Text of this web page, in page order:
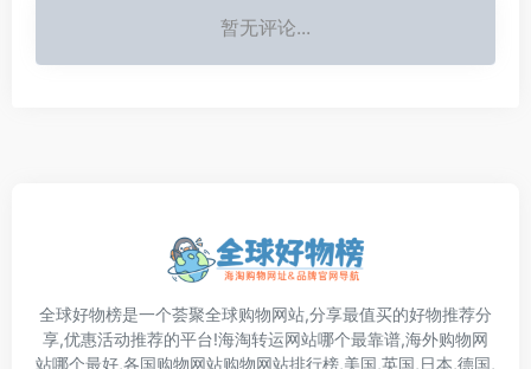
暂无评论...
全球好物榜是一个荟聚全球购物网站,分享最值买的好物推荐分
享,优惠活动推荐的平台!海淘转运网站哪个最靠谱,海外购物网
站哪个最好,各国购物网站购物网站排行榜,美国,英国,日本,德国,